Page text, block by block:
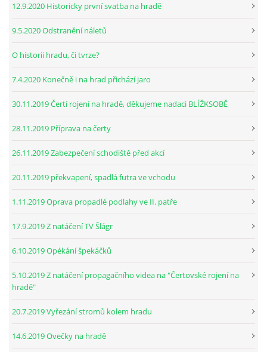
12.9.2020 Historicky první svatba na hradě
9.5.2020 Odstranění náletů
O historii hradu, či tvrze?
7.4.2020 Konečně i na hrad přichází jaro
30.11.2019 Čertí rojení na hradě, děkujeme nadaci BLÍŽKSOBĚ
28.11.2019 Příprava na čerty
26.11.2019 Zabezpečení schodiště před akcí
20.11.2019 překvapení, spadlá futra ve vchodu
1.11.2019 Oprava propadlé podlahy ve II. patře
17.9.2019 Z natáčení TV Šlágr
6.10.2019 Opékání špekáčků
5.10.2019 Z natáčení propagačního videa na "Čertovské rojení na
hradě"
20.7.2019 Vyřezání stromů kolem hradu
14.6.2019 Ovečky na hradě